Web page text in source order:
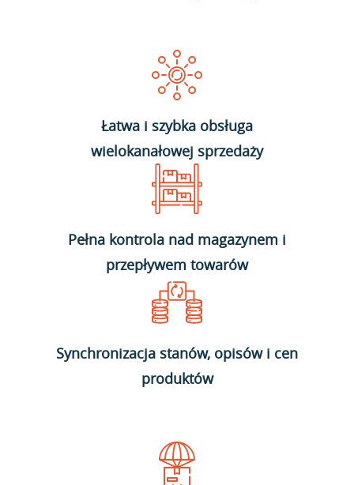
Łatwa i szybka obsługa
wielokanałowej sprzedaży
Pełna kontrola nad magazynem i
przepływem towarów
Synchronizacja stanów, opisów i cen
produktów